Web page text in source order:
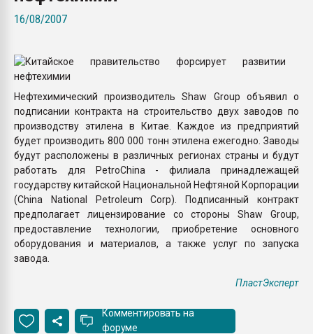
ПЕРЕЙТИ НА
16/08/2007
Нефтехимический производитель Shaw Group объявил о
подписании контракта на строительство двух заводов по
производству этилена в Китае. Каждое из предприятий
будет производить 800 000 тонн этилена ежегодно. Заводы
будут расположены в различных регионах страны и будут
работать для PetroChina - филиала принадлежащей
государству китайской Национальной Нефтяной Корпорации
(China National Petroleum Corp). Подписанный контракт
предполагает лицензирование со стороны Shaw Group,
предоставление технологии, приобретение основного
оборудования и материалов, а также услуг по запуска
завода.
ПластЭксперт
Комментировать на
форуме